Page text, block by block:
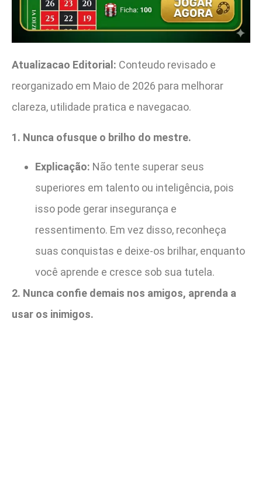
Atualizacao Editorial: Conteudo revisado e
reorganizado em Maio de 2026 para melhorar
clareza, utilidade pratica e navegacao.
1. Nunca ofusque o brilho do mestre.
Explicação: Não tente superar seus
superiores em talento ou inteligência, pois
isso pode gerar insegurança e
ressentimento. Em vez disso, reconheça
suas conquistas e deixe-os brilhar, enquanto
você aprende e cresce sob sua tutela.
2. Nunca confie demais nos amigos, aprenda a
usar os inimigos.